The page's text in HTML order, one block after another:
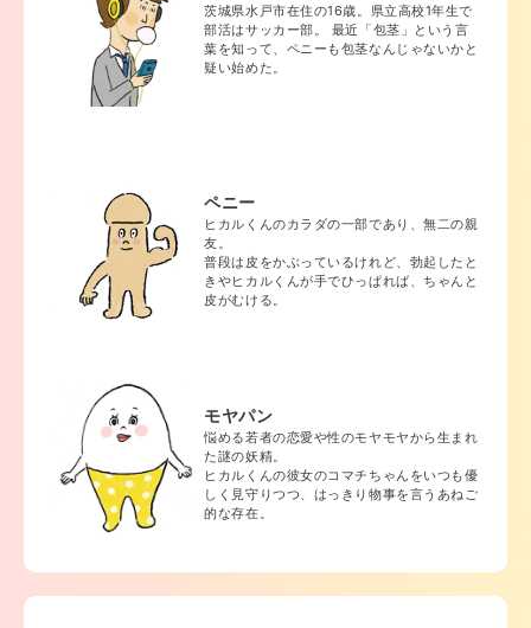
茨城県水戸市在住の16歳。県立高校1年生で
部活はサッカー部。 最近「包茎」という言
葉を知って、ペニーも包茎なんじゃないかと
疑い始めた。
ペニー
ヒカルくんのカラダの一部であり、無二の親
友。
普段は皮をかぶっているけれど、勃起したと
きやヒカルくんが手でひっぱれば、ちゃんと
皮がむける。
モヤパン
悩める若者の恋愛や性のモヤモヤから生まれ
た謎の妖精。
ヒカルくんの彼女のコマチちゃんをいつも優
しく見守りつつ、はっきり物事を言うあねご
的な存在。